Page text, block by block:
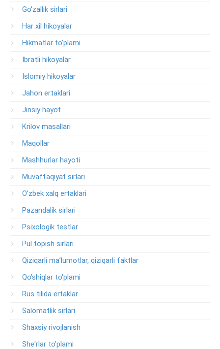
Go'zallik sirlari
Har xil hikoyalar
Hikmatlar to'plami
Ibratli hikoyalar
Islomiy hikoyalar
Jahon ertaklari
Jinsiy hayot
Krilov masallari
Maqollar
Mashhurlar hayoti
Muvaffaqiyat sirlari
O'zbek xalq ertaklari
Pazandalik sirlari
Psixologik testlar
Pul topish sirlari
Qiziqarli ma’lumotlar, qiziqarli faktlar
Qo'shiqlar to'plami
Rus tilida ertaklar
Salomatlik sirlari
Shaxsiy rivojlanish
She'rlar to'plami